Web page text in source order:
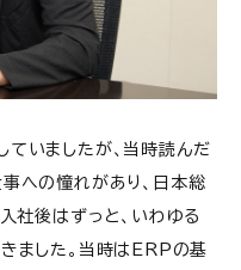
いましたが、当時読んだ
への憧れがあり、日本総
社後はずっと、いわゆる
ました。当時はERPの基